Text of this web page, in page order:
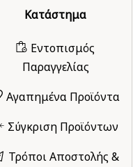
Κατάστημα
Εντοπισμός
Παραγγελίας
Αγαπημένα Προϊόντα
Σύγκριση Προϊόντων
Τρόποι Αποστολής &